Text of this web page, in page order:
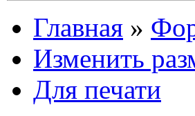
Главная »
Изменить
Для печати